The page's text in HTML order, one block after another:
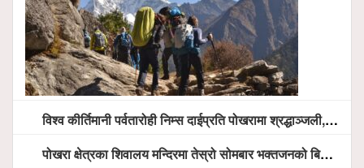
विश्व कीर्तिमानी पर्वतारोही निम्स दाईप्रति पोखरामा श्रद्धाञ्जली, दीप प्रज्वलन गर्दै योगदानको प्रशंसा (भिडियो सहित)
पोखरा क्षेत्रका शिवालय मन्दिरमा तेस्रो सोमबार भक्तजनको बिहानैदेखि घुइँचो